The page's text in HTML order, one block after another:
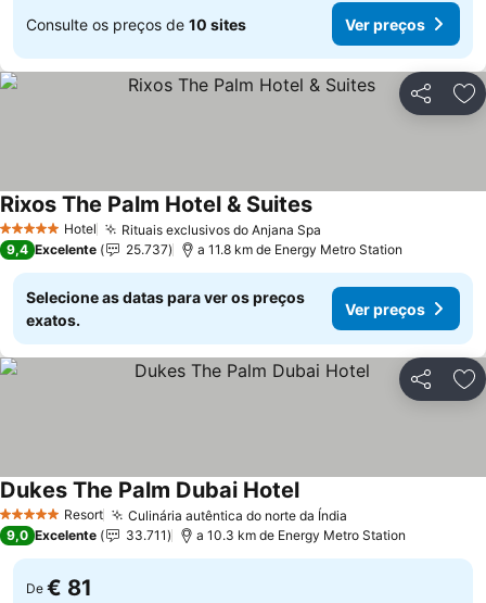
Consulte os preços de 10 sites Ver preços
Partilhar
5 Estrelas Hotel Rituais exclusivos do Anjana Spa
Rixos The Palm Hotel & Suites
9,4 Excelente 25.737 a 11.8 km de Energy Metro Station
Selecione as datas para ver os preços
exatos.
Ver preços
Partilhar
5 Estrelas Resort Culinária autêntica do norte da Índia
Dukes The Palm Dubai Hotel
9,0 Excelente 33.711 a 10.3 km de Energy Metro Station
De € 81